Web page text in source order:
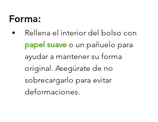
Forma:
Rellena el interior del bolso con
papel suave o un pañuelo para
ayudar a mantener su forma
original. Asegúrate de no
sobrecargarlo para evitar
deformaciones.